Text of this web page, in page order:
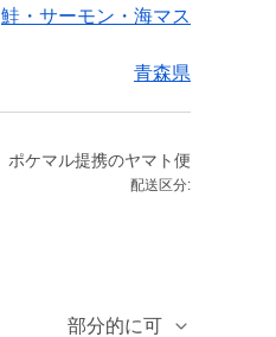
鮭・サーモン・海マス
青森県
ポケマル提携のヤマト便
配送区分:
部分的に可